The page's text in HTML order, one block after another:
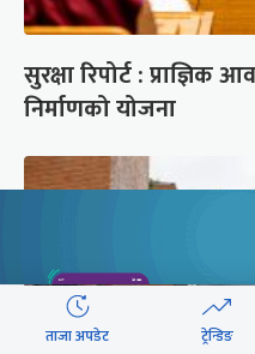
सुरक्षा रिपोर्ट : प्राज्ञिक
निर्माणको योजना
ताजा अपडेट ट्रेन्डिङ